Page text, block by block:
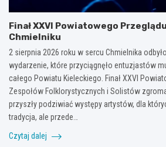
Finał XXVI Powiatowego
Chmielniku
2 sierpnia 2026 roku w sercu Chmielnika
wydarzenie, które przyciągnęło entuzjastów
całego Powiatu Kieleckiego. Finał XXVI
Zespołów Folklorystycznych i Solistów
przyszły podziwiać występy artystów, dla
tradycja, ale przede…
Czytaj dalej